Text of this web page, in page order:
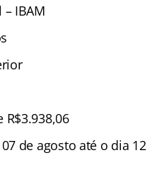
IBAM
R$3.938,06
de agosto até o dia 12